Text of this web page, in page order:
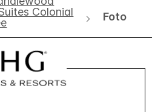
Colonial
Foto